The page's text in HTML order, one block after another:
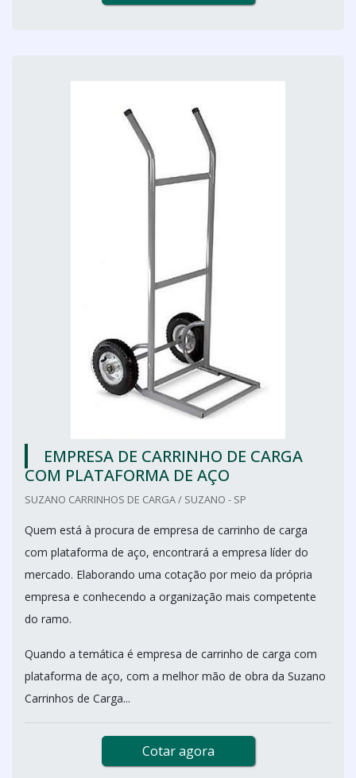
EMPRESA DE CARRINHO DE CARGA
COM PLATAFORMA DE AÇO
SUZANO CARRINHOS DE CARGA / SUZANO - SP
Quem está à procura de empresa de carrinho de carga
com plataforma de aço, encontrará a empresa líder do
mercado. Elaborando uma cotação por meio da própria
empresa e conhecendo a organização mais competente
do ramo.
Quando a temática é empresa de carrinho de carga com
plataforma de aço, com a melhor mão de obra da Suzano
Carrinhos de Carga...
Cotar agora